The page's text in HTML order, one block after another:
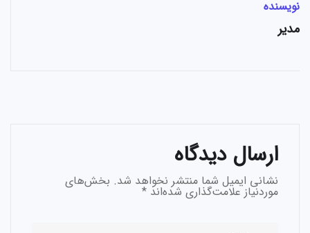
نویسنده
مدیر
ارسال دیدگاه
نشانی ایمیل شما منتشر نخواهد شد. بخش‌های
موردنیاز علامت‌گذاری شده‌اند *